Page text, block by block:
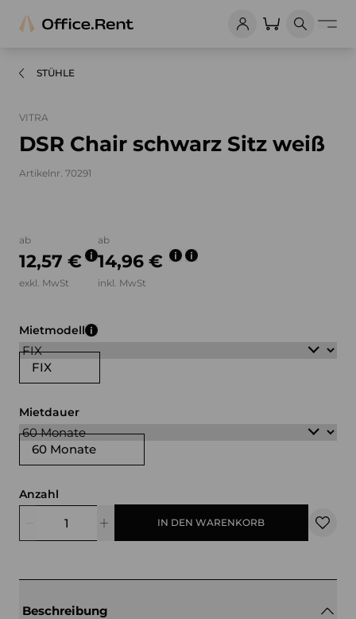
STÜHLE
VITRA
DSR Chair schwarz Sitz weiß
Artikelnr. 70291
ab
12,57 €
exkl. MwSt
ab
14,96 €
inkl. MwSt
FIX
Mietmodell
60 Monate
Mietdauer
Anzahl
IN DEN WARENKORB
Beschreibung